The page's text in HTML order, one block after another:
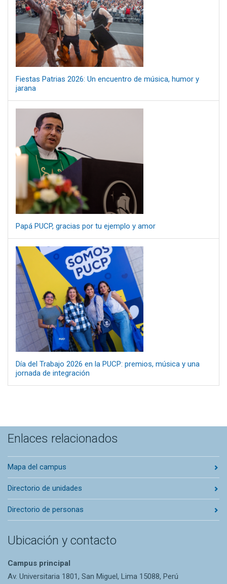
Fiestas Patrias 2026: Un encuentro de música, humor y
jarana
Papá PUCP, gracias por tu ejemplo y amor
Día del Trabajo 2026 en la PUCP: premios, música y una
jornada de integración
Enlaces relacionados
Mapa del campus
Directorio de unidades
Directorio de personas
Ubicación y contacto
Campus principal
Av. Universitaria 1801, San Miguel, Lima 15088, Perú